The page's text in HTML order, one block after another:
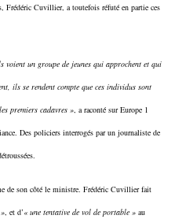
Frédéric Cuvillier, a toutefois réfuté en partie ces
un groupe de jeunes qui approchent et qui
ils se rendent compte que ces individus sont
premiers cadavres », a raconté sur Europe 1
Des policiers interrogés par un journaliste de
de son côté le ministre. Frédéric Cuvillier fait
, et d’« une tentative de vol de portable » au